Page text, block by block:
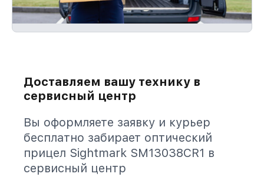
Доставляем вашу технику в
сервисный центр
Вы оформляете заявку и курьер
бесплатно забирает оптический
прицел Sightmark SM13038CR1 в
сервисный центр